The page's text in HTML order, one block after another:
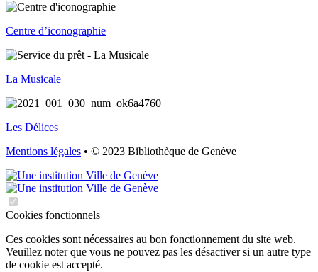
Centre d’iconographie
La Musicale
Les Délices
Mentions légales • © 2023 Bibliothèque de Genève
Cookies fonctionnels
Ces cookies sont nécessaires au bon fonctionnement du site web.
Veuillez noter que vous ne pouvez pas les désactiver si un autre type
de cookie est accepté.